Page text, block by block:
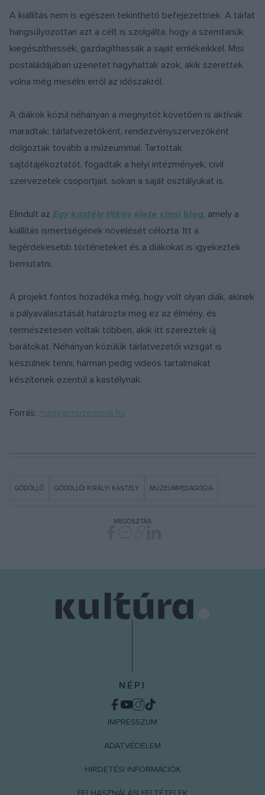
A kiállítás nem is egészen tekinthető befejezettnek. A tárlat
hangsúlyozottan azt a célt is szolgálta, hogy a szemtanúk
kiegészíthessék, gazdagíthassák a saját emlékeikkel. Misi
postaládájában üzenetet hagyhattak azok, akik szerettek
volna még mesélni erről az időszakról.
A diákok közül néhányan a megnyitót követően is aktívak
maradtak: tárlatvezetőként, rendezvényszervezőként
dolgoztak tovább a múzeummal. Tartottak
sajtótájékoztatót, fogadták a helyi intézmények, civil
szervezetek csoportjait, sokan a saját osztályukat is.
Elindult az Egy kastély titkos élete című blog, amely a
kiállítás ismertségének növelését célozta. Itt a
legérdekesebb történeteket és a diákokat is igyekeztek
bemutatni.
A projekt fontos hozadéka még, hogy volt olyan diák, akinek
a pályaválasztását határozta meg ez az élmény, és
természetesen voltak többen, akik itt szereztek új
barátokat. Néhányan közülük tárlatvezetői vizsgát is
készülnek tenni, hárman pedig videós tartalmakat
készítenek ezentúl a kastélynak.
Forrás: magyarmuzeumok.hu
GÖDÖLLŐ GÖDÖLLŐI KIRÁLYI KASTÉLY MÚZEUMPEDAGÓGIA
MEGOSZTÁS
NÉPI
IMPRESSZUM
ADATVÉDELEM
HIRDETÉSI INFORMÁCIÓK
FELHASZNÁLÁSI FELTÉTELEK